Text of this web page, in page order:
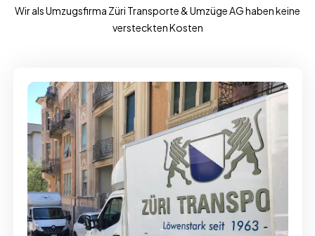
Wir als Umzugsfirma Züri Transporte & Umzüge AG haben keine
versteckten Kosten